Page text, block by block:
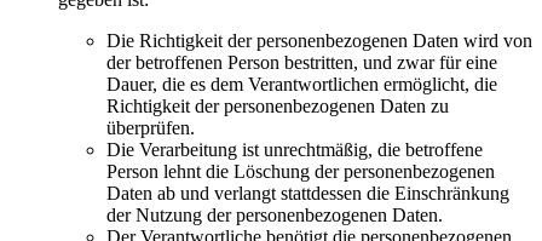
Die Richtigkeit der personenbezogenen Daten wird von
der betroffenen Person bestritten, und zwar für eine
Dauer, die es dem Verantwortlichen ermöglicht, die
Richtigkeit der personenbezogenen Daten zu
überprüfen.
Die Verarbeitung ist unrechtmäßig, die betroffene
Person lehnt die Löschung der personenbezogenen
Daten ab und verlangt stattdessen die Einschränkung
der Nutzung der personenbezogenen Daten.
Der Verantwortliche benötigt die personenbezogenen